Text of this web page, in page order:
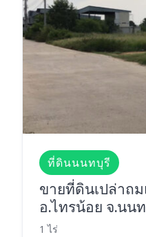
ที่ดินนนทบุรี
ขายที่ดินเปล่าถ
อ.ไทรน้อย จ.นน
1 ไร่